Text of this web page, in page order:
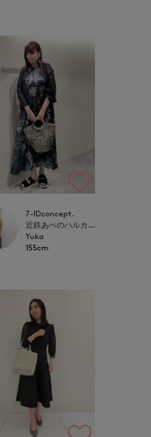
7-IDconcept.
近鉄あべのハルカス7-IDconcept.
Yuka
155cm